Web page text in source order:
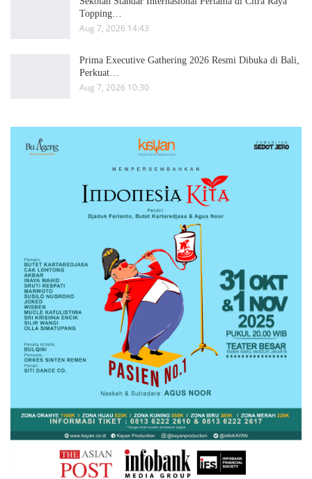
Topping…
Aug 7, 2026 14:43
Prima Executive Gathering 2026 Resmi Dibuka di Bali,
Perkuat…
Aug 7, 2026 10:30